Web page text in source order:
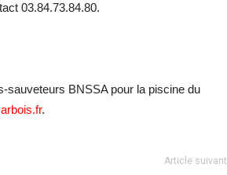
03.84.73.84.80.
sauveteurs BNSSA pour la piscine du
.
Article suivant